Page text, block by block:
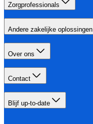
Zorgprofessionals
Andere zakelijke oplossingen
Over ons
Contact
Blijf up-to-date